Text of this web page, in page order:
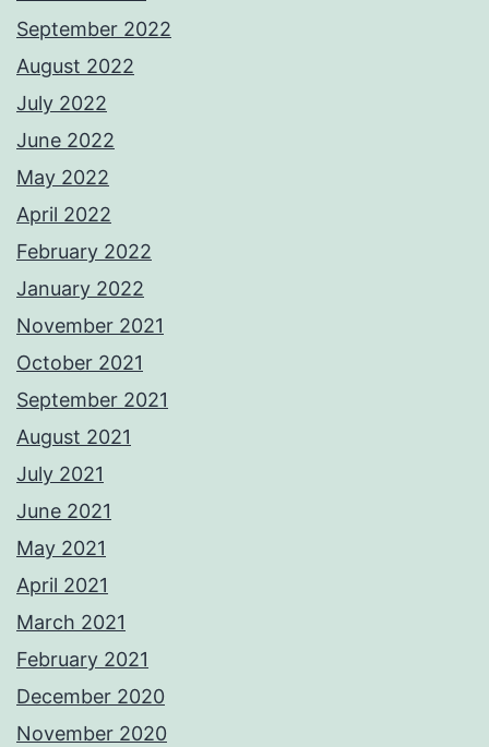
September 2022
August 2022
July 2022
June 2022
May 2022
April 2022
February 2022
January 2022
November 2021
October 2021
September 2021
August 2021
July 2021
June 2021
May 2021
April 2021
March 2021
February 2021
December 2020
November 2020